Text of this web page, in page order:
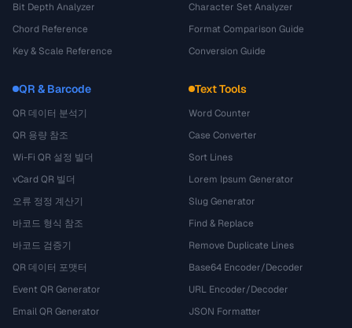
Bit Depth Analyzer
Chord Reference
Key & Scale Reference
Character Set Analyzer
Format Comparison Guide
Conversion Guide
QR & Barcode
QR 데이터 분석기
QR 용량 참조
Wi-Fi QR 설정 빌더
vCard QR 빌더
오류 정정 계산기
바코드 형식 참조
바코드 검증기
QR 데이터 포맷터
Event QR Generator
Email QR Generator
Text Tools
Word Counter
Case Converter
Sort Lines
Lorem Ipsum Generator
Slug Generator
Find & Replace
Remove Duplicate Lines
Base64 Encoder/Decoder
URL Encoder/Decoder
JSON Formatter